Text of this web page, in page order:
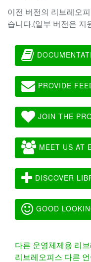
이전 버전의 리브레오
습니다.(일부 버전은 지
PROVIDE
JOIN THE
MEET US AT
DISCOVER
GOOD
다른 운영체제용 리
리브레오피스 다른 언